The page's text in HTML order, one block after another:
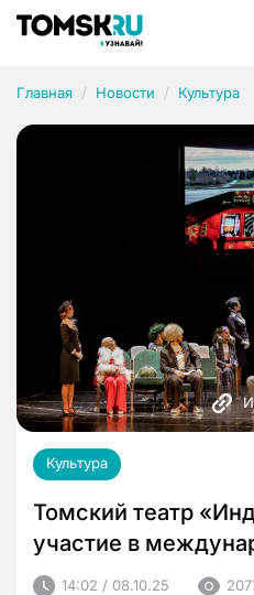
Главная Новости Культура
Культура
Томский театр
участие в
14:02 / 08.10.25